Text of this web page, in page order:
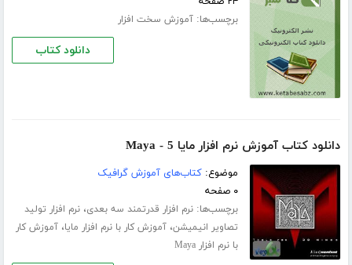
برچسب‌ها:آموزش سخت افزار
دانلود کتاب
دانلود کتاب آموزش نرم افزار مایا 5 - Maya
موضوع:کتاب‌های آموزش گرافیک
۰ صفحه
برچسب‌ها:نرم افزار قدرتمند سه بعدی،نرم افزار تولید
تصاویر انیمیشن،آموزش کار با نرم افزار مایا،آموزش کار
با نرم افزار Maya